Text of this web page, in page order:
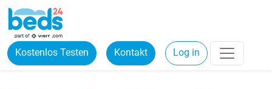
Kostenlos Testen Kontakt Log in